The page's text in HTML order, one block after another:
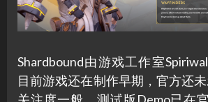
Shardbound由游戏工作室
目前游戏还在制作早期，官方还